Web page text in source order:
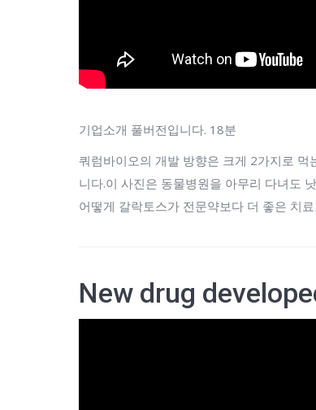
기업소개 풀버전입니다. 18분
쿼럼바이오의 개발 방향은 크게 2가지로
니다.이 사진은 동물병원을 아무리 다녀도
어떻게 갈락토스가 전문약보다 더 좋은 치
New drug